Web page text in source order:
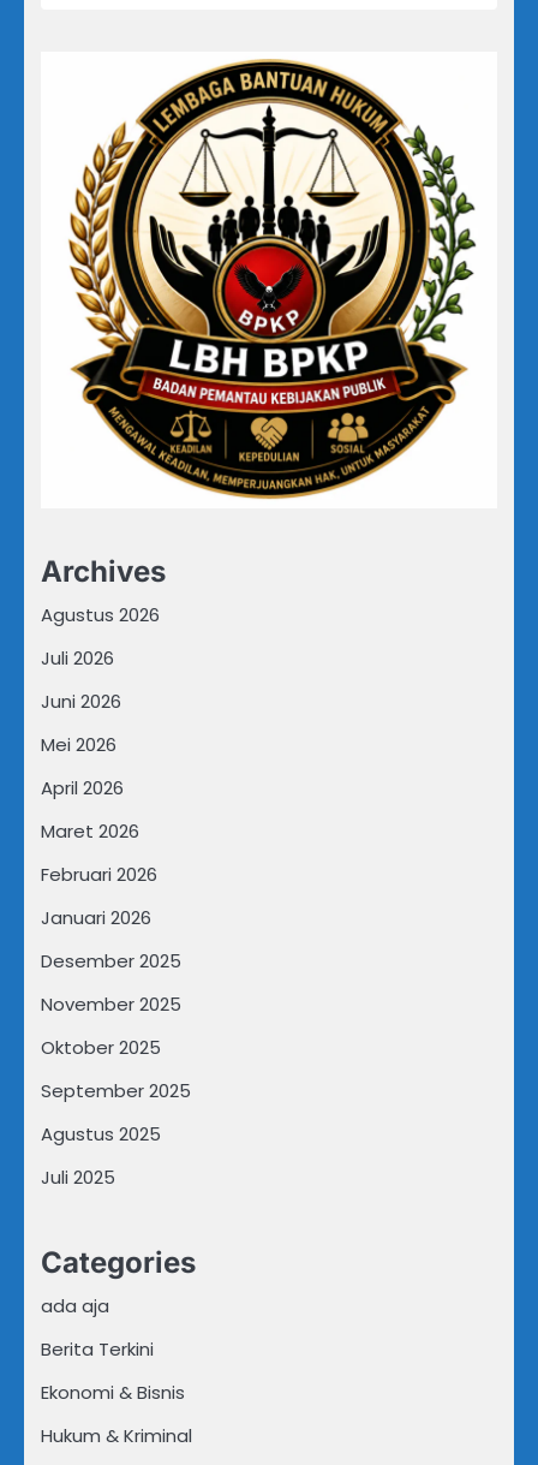
Archives
Agustus 2026
Juli 2026
Juni 2026
Mei 2026
April 2026
Maret 2026
Februari 2026
Januari 2026
Desember 2025
November 2025
Oktober 2025
September 2025
Agustus 2025
Juli 2025
Categories
ada aja
Berita Terkini
Ekonomi & Bisnis
Hukum & Kriminal